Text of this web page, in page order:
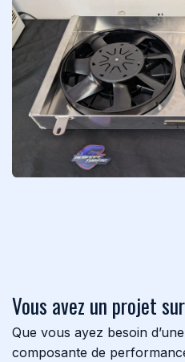
Vous avez un projet
Que vous ayez besoin
composante de